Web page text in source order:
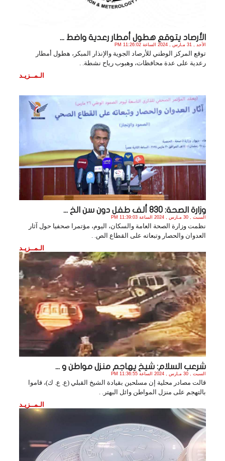
الأرصاد يتوقع هطول أمطار رعدية واضط ...
الأحد , 31 مـارس , 2024 الساعة 11:26:02 PM
توقع المركز الوطني للأرصاد الجوية والإنذار المبكر، هطول أمطار
رعدية على عدة محافظات، وهبوب رياح نشطة. .
الـمــزيـد
وزارة الصحة: 830 ألف طفل دون سن الخ ...
السبت , 30 مـارس , 2024 الساعة 11:39:03 PM
نظمت وزارة الصحة العامة والسكان، اليوم، مؤتمرا صحفيا حول آثار
العدوان والحصار وتبعاته على القطاع الص. .
الـمــزيـد
شرعب السلام: شيخ يهاجم منزل مواطن و ...
السبت , 30 مـارس , 2024 الساعة 11:36:55 PM
قالت مصادر محلية إن مسلحين بقيادة الشيخ القبلي (ع. ع. ك)، قاموا
بالتهجم على منزل المواطن وائل البهتر. .
الـمــزيـد